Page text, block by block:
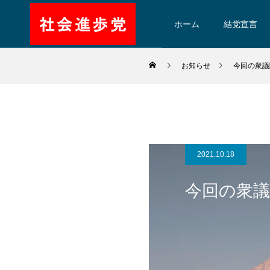
ホーム 結党宣言
お知らせ 今回の衆
2021.10.18
今回の衆